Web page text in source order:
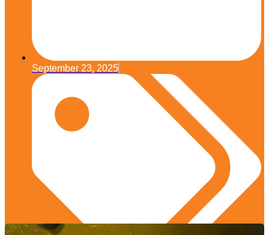
September 23, 2025